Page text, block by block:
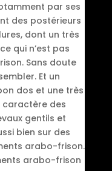
par ses
des postérieurs
dont un très
qui n’est pas
Sans doute
Et un
dos et une très
caractère des
gentils et
bien sur des
arabo-frison.
arabo-frison